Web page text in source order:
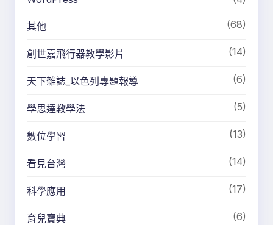
其他 (68)
創世嘉飛行器教學影片 (14)
天下雜誌_以色列專題報導 (6)
學思達教學法 (5)
數位學習 (13)
看見台灣 (14)
科學應用 (17)
育兒寶典 (6)